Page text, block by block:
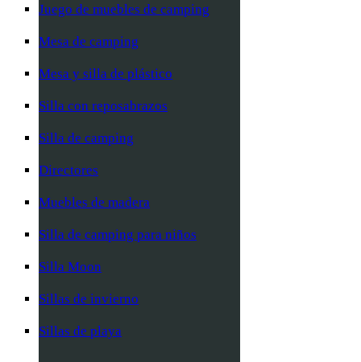
Juego de muebles de camping
Mesa de camping
Mesa y silla de plástico
Silla con reposabrazos
Silla de camping
Directores
Muebles de madera
Silla de camping para niños
Silla Moon
Sillas de invierno
Sillas de playa